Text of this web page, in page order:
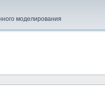
моделирования